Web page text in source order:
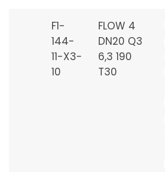
F1-
144-
11-X3-
10
FLOW 4
DN20 Q3
6,3 190
T30